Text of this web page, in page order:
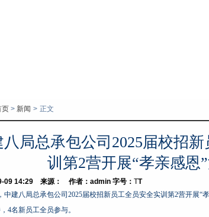
页 > 新闻 > 正文
八局总承包公司2025届校招
训第2营开展“孝亲感恩
09 14:29 来源： 作者：admin 字号： TT
中建八局总承包公司2025届校招新员工全员安全实训第2营开展“
4名新员工全员参与。